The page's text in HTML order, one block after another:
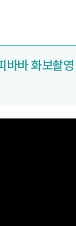
바 화보촬